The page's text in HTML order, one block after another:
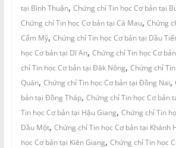
tại Bình Thuận, Chứng chỉ Tin học Cơ bản tại
Chứng chỉ Tin học Cơ bản tại Cà Mau, Chứng
Cẩm Mỹ, Chứng chỉ Tin học Cơ bản tại Dầu
học Cơ bản tại Dĩ An, Chứng chỉ Tin học Cơ
chỉ Tin học Cơ bản tại Đăk Nông, Chứng chỉ
Quán, Chứng chỉ Tin học Cơ bản tại Đồng Nai,
bản tại Đồng Tháp, Chứng chỉ Tin học Cơ bản
Tin học Cơ bản tại Hậu Giang, Chứng chỉ Tin
Dầu Một, Chứng chỉ Tin học Cơ bản tại Khánh
học Cơ bản tại Kiên Giang, Chứng chỉ Tin học